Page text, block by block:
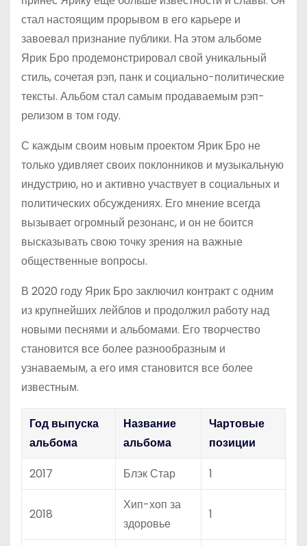
стал настоящим прорывом в его карьере и
завоевал признание публики. На этом альбоме
Ярик Бро продемонстрировал свой уникальный
стиль, сочетая рэп, панк и социально-политические
тексты. Альбом стал самым продаваемым рэп-
релизом в том году.
С каждым своим новым проектом Ярик Бро не
только удивляет своих поклонников и музыкальную
индустрию, но и активно участвует в социальных и
политических обсуждениях. Его мнение всегда
вызывает огромный резонанс, и он не боится
высказывать свою точку зрения на важные
общественные вопросы.
В 2020 году Ярик Бро заключил контракт с одним
из крупнейших лейблов и продолжил работу над
новыми песнями и альбомами. Его творчество
становится все более разнообразным и
узнаваемым, а его имя становится все более
известным.
Год выпуска
альбома
Название
альбома
Чартовые
позиции
2017
Блэк Стар 1
2018
Хип-хоп за
здоровье
1